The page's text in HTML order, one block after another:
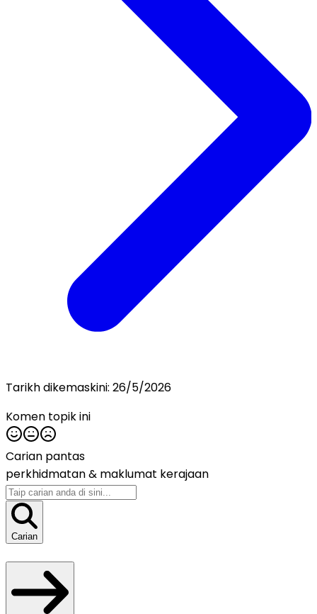
Tarikh dikemaskini: 26/5/2026
Komen topik ini
Carian pantas
perkhidmatan & maklumat kerajaan
Carian